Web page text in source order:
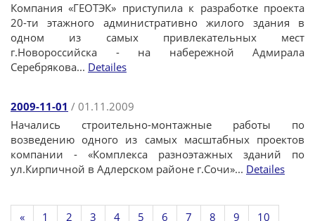
Компания «ГЕОТЭК» приступила к разработке проекта
20-ти этажного административно жилого здания в
одном из самых привлекательных мест
г.Новороссийска - на набережной Адмирала
Серебрякова... Detailes
2009-11-01 / 01.11.2009
Начались строительно-монтажные работы по
возведению одного из самых масштабных проектов
компании - «Комплекса разноэтажных зданий по
ул.Кирпичной в Адлерском районе г.Сочи»... Detailes
« 1 2 3 4 5 6 7 8 9 10